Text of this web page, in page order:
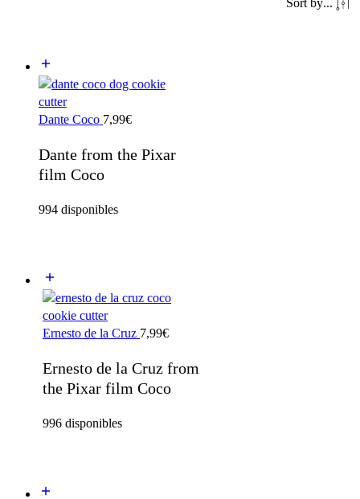
Sort by...
Dante Coco 7,99€
Dante from the Pixar
film Coco
994 disponibles
Ernesto de la Cruz 7,99€
Ernesto de la Cruz from
the Pixar film Coco
996 disponibles